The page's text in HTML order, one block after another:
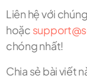
Liên hệ với
hoặc
chóng nhất!
Chia sẻ bài viết